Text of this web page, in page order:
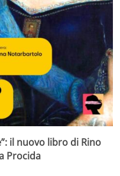
il nuovo libro di Rino
Procida